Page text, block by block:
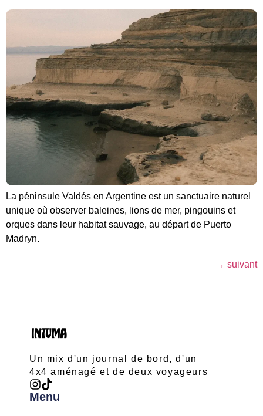
La péninsule Valdés en Argentine est un sanctuaire naturel
unique où observer baleines, lions de mer, pingouins et
orques dans leur habitat sauvage, au départ de Puerto
Madryn.
→ suivant
Un mix d'un journal de bord, d'un
4x4 aménagé et de deux voyageurs
Menu